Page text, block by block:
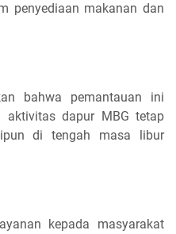
penyediaan makanan dan
bahwa pemantauan ini
aktivitas dapur MBG tetap
di tengah masa libur
kepada masyarakat